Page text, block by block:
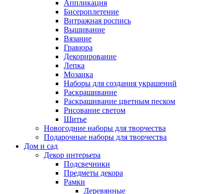
Аппликация
Бисероплетение
Витражная роспись
Вышивание
Вязание
Гравюра
Декорирование
Лепка
Мозаика
Наборы для создания украшений
Раскрашивание
Раскрашивание цветным песком
Рисование светом
Шитье
Новогодние наборы для творчества
Подарочные наборы для творчества
Дом и сад
Декор интерьера
Подсвечники
Предметы декора
Рамки
Деревянные